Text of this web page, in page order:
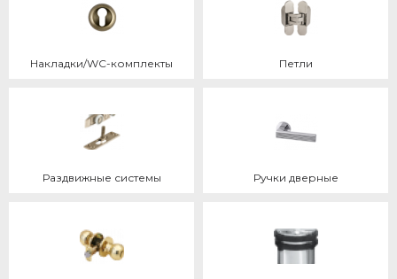
Накладки/WC-комплекты Петли
Раздвижные системы Ручки дверные